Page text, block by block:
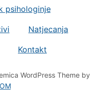
psihologinje
Natjecanja
Kontakt
WordPress Theme by